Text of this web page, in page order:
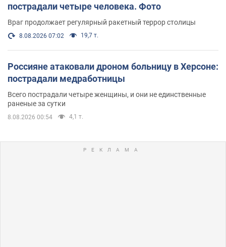
пострадали четыре человека. Фото
Враг продолжает регулярный ракетный террор столицы
8.08.2026 07:02 19,7 т.
Россияне атаковали дроном больницу в Херсоне:
пострадали медработницы
Всего пострадали четыре женщины, и они не единственные
раненые за сутки
8.08.2026 00:54 4,1 т.